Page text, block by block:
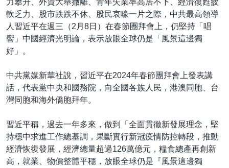
視頻存檔
YOUTUBE頻道
海外港人
港人港心
美國透視
建國史話
廣播節目表
關注我們
軟乏力、股市跌跌不休、股民哀嚎一片之際，中共最高領導
人習近平在週三（2月8日）在春節團拜會上，仍堅持「唱
響」中國經濟光明論，表示放眼全球仍是「風景這邊獨
好」。
中共黨媒新華社說，習近平在2024年春節團拜會上發表講
話，代表黨中央和國務院，向全國各族人民，港澳同胞、台
灣同胞和海外僑胞拜年。
習近平稱，過去一年多來，做到「全面貫徹新發展理念，堅
持穩中求進工作總基調，果斷實行新冠疫情防控轉段，推動
經濟恢復發展，經濟總量超過126萬億元，糧食總產再創新
高，就業、物價整體平穩，放眼全球仍是『風景這邊獨